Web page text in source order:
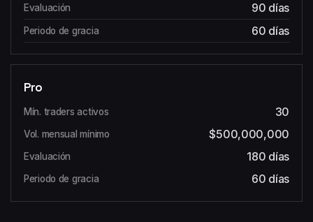
90 días
60 días
Pro
30
$500,000,000
180 días
60 días